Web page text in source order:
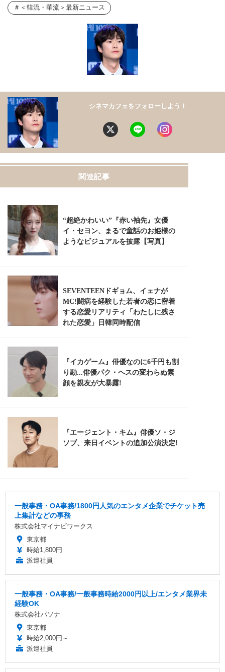
＜韓流・華流＞最新ニュース
シネマカフェをフォローしよう！
一般事務・OA事務/1800円人気のエンタメ企業でチケット売
上集計などの事務
株式会社マイナビワークス
東京都
時給1,800円
派遣社員
一般事務・OA事務/一般事務時給2000円以上/エンタメ業界未
経験OK
株式会社パソナ
東京都
時給2,000円～
派遣社員